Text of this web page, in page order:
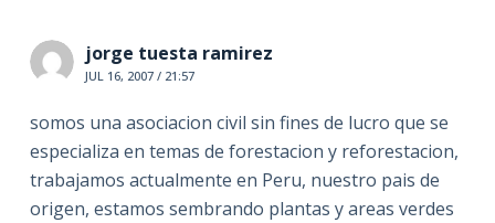
jorge tuesta ramirez
JUL 16, 2007 / 21:57
somos una asociacion civil sin fines de lucro que se
especializa en temas de forestacion y reforestacion,
trabajamos actualmente en Peru, nuestro pais de
origen, estamos sembrando plantas y areas verdes